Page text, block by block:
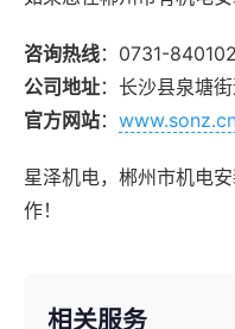
咨询热线：0731-
公司地址：长沙县泉塘
官方网站：
星泽机电，郴州市机电
作！
相关服务